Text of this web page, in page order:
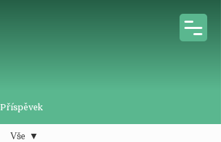
Příspěvek
Vše